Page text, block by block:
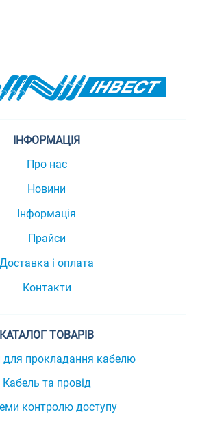
ІНФОРМАЦІЯ
Про нас
Новини
Інформація
Прайси
Доставка і оплата
Контакти
КАТАЛОГ ТОВАРІВ
для прокладання кабелю
Кабель та провід
контролю доступу